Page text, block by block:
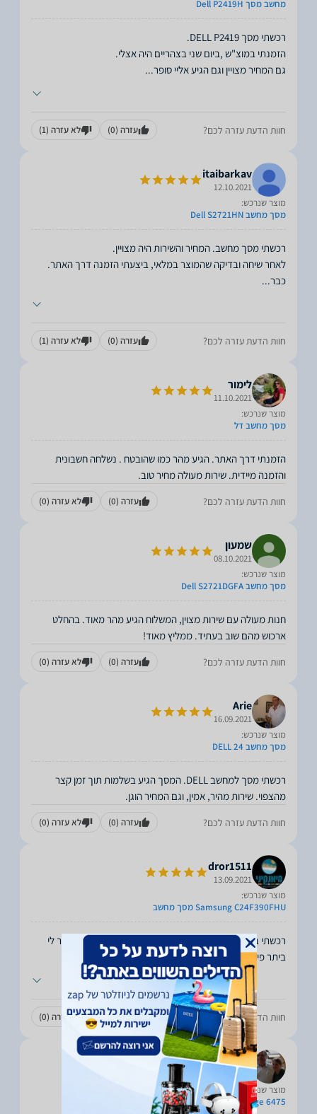
מחשב מסך Dell P2419H
גם המחיר מצויין וגם הגיע אליי סופר...
חוות הדעת עזרה לכם? עזרה (0) לא עזרה (1)
itaibarkav
12.10.2021
מוצר שנרכש:
מסך מחשב Dell S2721HN
כבר...
חוות הדעת עזרה לכם? עזרה (0) לא עזרה (1)
לימור
11.10.2021
מוצר שנרכש:
מסך מחשב דל
הזמנתי דרך האתר. הגיע מהר כמו שהובטח . נשלחה חשבונית
והזמנה מיידית. שירות מעולה מחיר טוב.
חוות הדעת עזרה לכם? עזרה (0) לא עזרה (0)
שמעון
08.10.2021
מוצר שנרכש:
מסך מחשב Dell S2721DGFA
חנות מעולה עם שירות מצוין, המשלוח הגיע מהר מאוד. בהחלט
ארכוש מהם שוב בעתיד. ממליץ מאוד!
חוות הדעת עזרה לכם? עזרה (0) לא עזרה (0)
Arie
16.09.2021
מוצר שנרכש:
מסך מחשב DELL 24
רכשתי מסך למחשב DELL. המסך הגיע בשלמות תוך זמן קצר
מהצפוי. שירות מהיר, אמין, וגם המחיר הוגן.
חוות הדעת עזרה לכם? עזרה (0) לא עזרה (0)
dror1511
13.09.2021
מוצר שנרכש:
Samsung C24F390FHU מסך מחשב
רכשתי באתר מסך מחשב, תוך שעה נציג התקשר אליי והסביר לי
ביתר פירוט על הדגמים הקיימים שהכי מתאימים...
חוות הדעת עזרה לכם? עזרה(0) לא עזרה (0)
Itzik
06.09.2021
מוצר שנרכש:
HP DeskJet Plus Ink Advantage 6475